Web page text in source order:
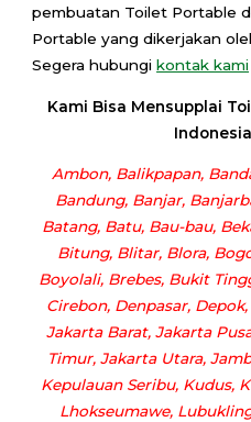
pembuatan Toilet Portable
Portable yang dikerjakan
Segera hubungikontak kami
Kami Bisa Mensupplai
Ambon, Balikpapan,
Bandung, Banjar,
Batang, Batu, Bau-bau,
Bitung, Blitar, Blora,
Boyolali, Brebes, Bukit
Cirebon, Denpasar,
Jakarta Barat, Jakarta
Timur, Jakarta Utara,
Kepulauan Seribu, Kudus,
Lhokseumawe,